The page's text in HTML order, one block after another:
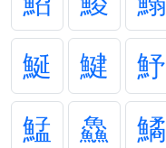
鯅
鰎 魣
鯭
鱻 鱊